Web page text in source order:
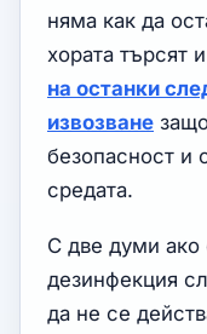
няма как да
хората търсят
на останки
извозване
безопасност и
средата.
С две думи ако
дезинфекция
да не се